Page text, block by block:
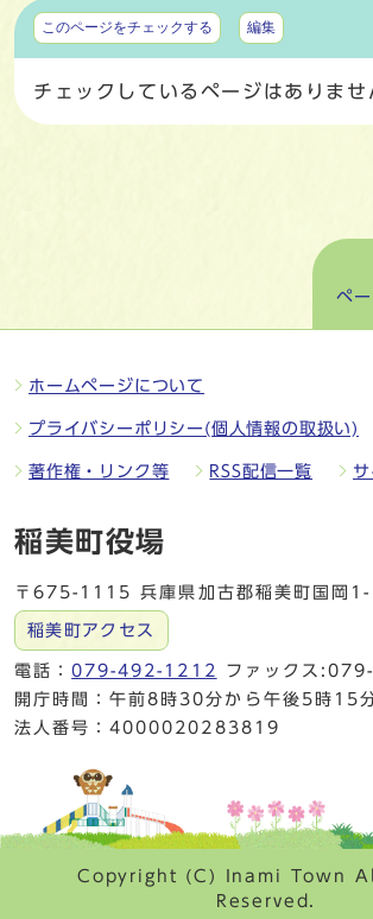
マイページ
このページをチェックする 編集
チェックしているページはありませ
ペ
ホームページについて
プライバシーポリシー(個人情報の取扱い)
著作権・リンク等 RSS配信一覧
稲美町役場
〒675-1115 兵庫県加古郡稲美町国岡
稲美町アクセス
電話：079-492-1212
ファックス
開庁時間：午前8時30分から午後5時15
法人番号：4000020283819
Copyright (C) Inami Town
Reserved.